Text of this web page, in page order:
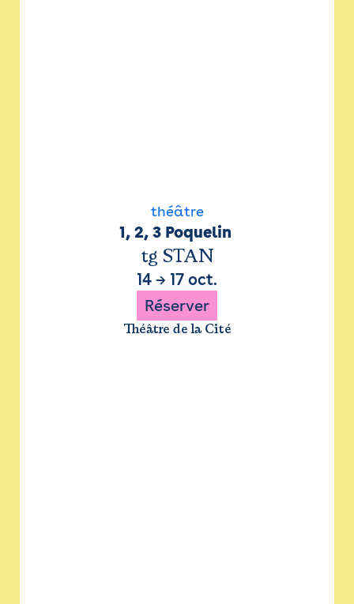
théâtre
1, 2, 3 Poquelin
tg STAN
14 → 17 oct.
Réserver
Théâtre de la Cité